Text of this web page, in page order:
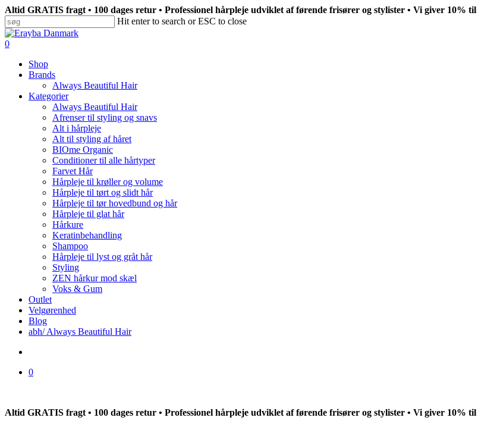
Skip
to
main
content
Altid GRATIS fragt • 100 dages retur • Professionel hårpleje udviklet af førende frisører og stylister • Vi giver 10% til
Hit enter to search or ESC to close
Close
Search
search
0
Shop
Brands
Always Beautiful Hair
Kategorier
Always Beautiful Hair
Afrenser til styling og snavs
Alt i hårpleje
Alt til styling af håret
BIOme Organic
Conditioner til alle hårtyper
Farvet Hår
Hårpleje til krøller og volume
Hårpleje til tørt og slidt hår
Hårpleje til tør hovedbund og hår
Hårpleje til glat hår
Hårkure
Keratinbehandling
Shampoo
Hårpleje til lyst og gråt hår
Styling
ZEN hårkur mod skæl
Voks & Gum
Outlet
Velgørenhed
Blog
abh/ Always Beautiful Hair
0
Altid GRATIS fragt • 100 dages retur • Professionel hårpleje udviklet af førende frisører og stylister • Vi giver 10% til